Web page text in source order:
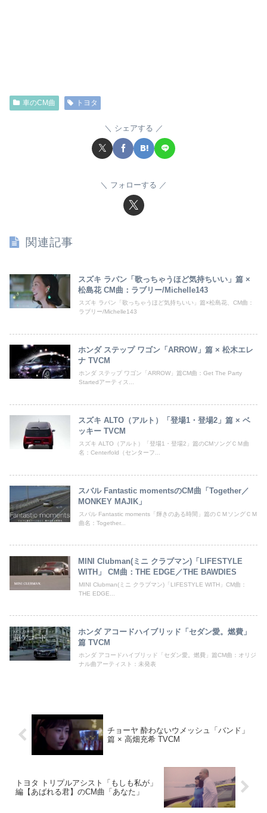
車のCM曲 トヨタ
シェアする
フォローする
関連記事
スズキ ラパン「歌っちゃうほど気持ちいい」篇 ×
松島花 CM曲：ラブリー/Michelle143
スズキ ラパン「歌っちゃうほど気持ちいい」篇×松島花、CM曲：
ラブリー/Michelle143
ホンダ ステップ ワゴン「ARROW」篇 × 松木エレ
ナ TVCM
ホンダ ステップ ワゴン「ARROW」篇CM曲：Get The Party
Startedアーティス...
スズキ ALTO（アルト）「登場1・登場2」篇 × ベ
ッキー TVCM
スズキ ALTO（アルト）「登場1・登場2」篇のCMソングＣＭ曲
名：Centerfold（センターフ...
スバル Fantastic momentsのCM曲「Together／
MONKEY MAJIK」
スバル Fantastic moments「輝きのある時間」篇のＣＭソングＣＭ
曲名：Together...
MINI Clubman(ミニ クラブマン)「LIFESTYLE
WITH」 CM曲：THE EDGE／THE BAWDIES
MINI Clubman(ミニ クラブマン)「LIFESTYLE WITH」CM曲：
THE EDGE...
ホンダ アコードハイブリッド「セダン愛。燃費」
篇 TVCM
ホンダ アコードハイブリッド「セダン愛。燃費」篇CM曲：オリジ
ナル曲アーティスト：未発表
チョーヤ 酔わないウメッシュ「バンド」
篇 × 高畑充希 TVCM
トヨタ トリプルアシスト「もしも私が」
編【あばれる君】のCM曲「あなた」